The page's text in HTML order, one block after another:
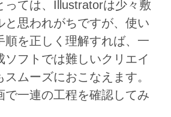
っては、Illustratorは少々敷
と思われがちですが、使い
順を正しく理解すれば、一
ソフトでは難しいクリエイ
ムーズにおこなえます。
で一連の工程を確認してみ